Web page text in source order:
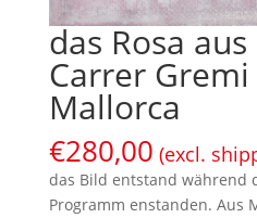
das Rosa
Carrer
Mallorca
€280,00 (excl.
das Bild entstand während
Programm enstanden. Aus